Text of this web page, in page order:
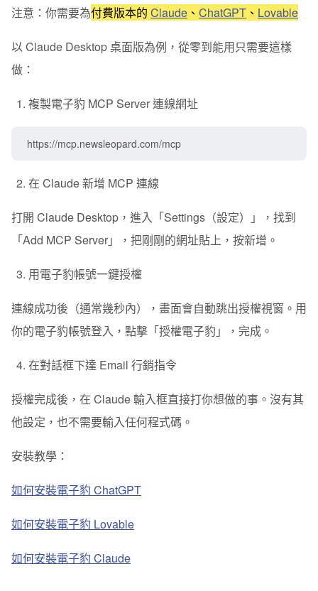
注意：你需要為付費版本的 Claude 、 ChatGPT 、 Lovable
以Claude Desktop 桌面版為例，從零到能用只需要這樣
做：
複製電子豹 MCP Server 連線網址
https://mcp.newsleopard.com/mcp
在 Claude 新增 MCP 連線
打開 Claude Desktop，進入「Settings（設定）」，找到
「Add MCP Server」，把剛剛的網址貼上，按新增。
用電子豹帳號一鍵授權
連線成功後（通常幾秒內），畫面會自動跳出授權視窗。用
你的電子豹帳號登入，點擊「授權電子豹」，完成。
在對話框下達 Email 行銷指令
授權完成後，在 Claude 輸入框直接打你想做的事。沒有其
他設定，也不需要輸入任何程式碼。
安裝教學：
如何安裝電子豹 ChatGPT
如何安裝電子豹 Lovable
如何安裝電子豹 Claude